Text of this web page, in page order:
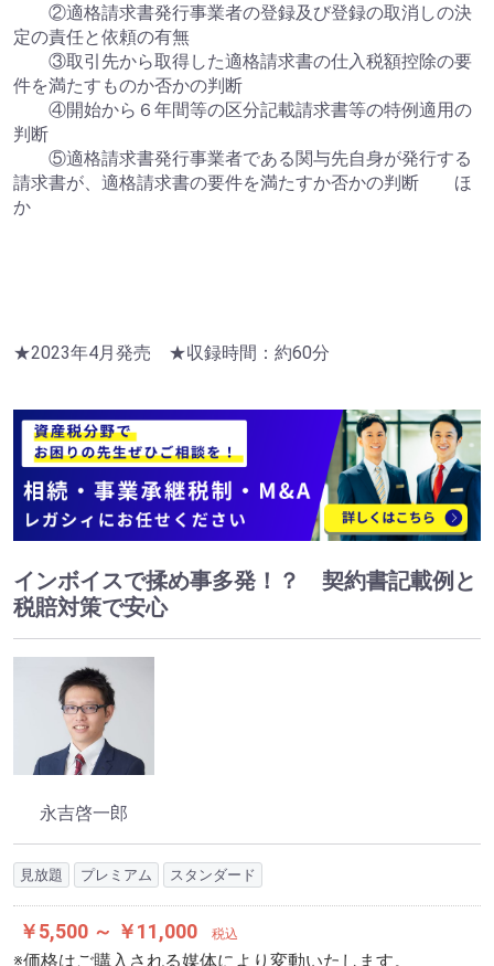
②適格請求書発行事業者の登録及び登録の取消しの決
定の責任と依頼の有無
③取引先から取得した適格請求書の仕入税額控除の要
件を満たすものか否かの判断
④開始から６年間等の区分記載請求書等の特例適用の
判断
⑤適格請求書発行事業者である関与先自身が発行する
請求書が、適格請求書の要件を満たすか否かの判断 ほ
か
★2023年4月発売 ★収録時間：約60分
インボイスで揉め事多発！？ 契約書記載例と
税賠対策で安心
永吉啓一郎
見放題 プレミアム スタンダード
￥5,500 ～ ￥11,000 税込
※価格はご購入される媒体により変動いたします。